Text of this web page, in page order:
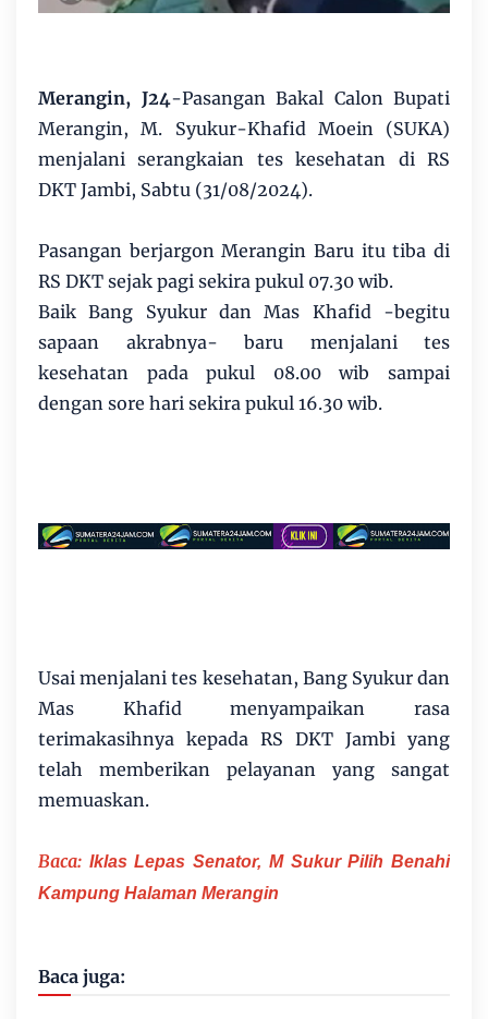
Merangin, J24-Pasangan Bakal Calon Bupati
Merangin, M. Syukur-Khafid Moein (SUKA)
menjalani serangkaian tes kesehatan di RS
DKT Jambi, Sabtu (31/08/2024).
Pasangan berjargon Merangin Baru itu tiba di
RS DKT sejak pagi sekira pukul 07.30 wib.
Baik Bang Syukur dan Mas Khafid -begitu
sapaan akrabnya- baru menjalani tes
kesehatan pada pukul 08.00 wib sampai
dengan sore hari sekira pukul 16.30 wib.
Usai menjalani tes kesehatan, Bang Syukur dan
Mas Khafid menyampaikan rasa
terimakasihnya kepada RS DKT Jambi yang
telah memberikan pelayanan yang sangat
memuaskan.
Baca: Iklas Lepas Senator, M Sukur Pilih Benahi
Kampung Halaman Merangin
Baca juga: